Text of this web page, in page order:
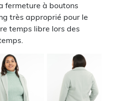
fermeture à boutons
très approprié pour le
temps libre lors des